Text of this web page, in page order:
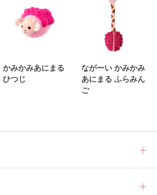
かみかみあにまる
ひつじ
ながーい かみかみ
あにまる ふらみん
ご